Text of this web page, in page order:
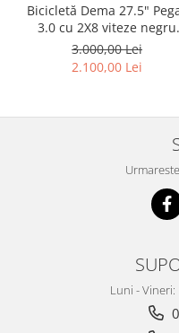
Bicicletă Dema 27.5"
3.0 cu 2X8 viteze negru
orange, L
3.000,00 Lei
2.100,00 Lei
Luni - Vineri: